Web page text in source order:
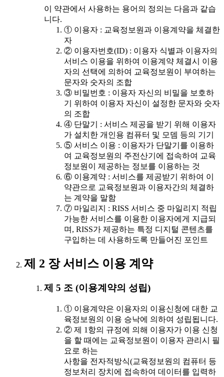
이 약관에서 사용하는 용어의 정의는 다음과 같습
니다.
① 이용자 : 교육정보원과 이용계약을 체결한
자
② 이용자번호(ID) : 이용자 식별과 이용자의
서비스 이용을 위하여 이용계약 체결시 이용
자의 선택에 의하여 교육정보원이 부여하는
문자와 숫자의 조합
③ 비밀번호 : 이용자 자신의 비밀을 보호하
기 위하여 이용자 자신이 설정한 문자와 숫자
의 조합
④ 단말기 : 서비스 제공을 받기 위해 이용자
가 설치한 개인용 컴퓨터 및 모뎀 등의 기기
⑤ 서비스 이용 : 이용자가 단말기를 이용하
여 교육정보원의 주전산기에 접속하여 교육
정보원이 제공하는 정보를 이용하는 것
⑥ 이용계약 : 서비스를 제공받기 위하여 이
약관으로 교육정보원과 이용자간의 체결하
는 계약을 말함
⑦ 마일리지 : RISS 서비스 중 마일리지 적립
가능한 서비스를 이용한 이용자에게 지급되
며, RISS가 제공하는 특정 디지털 콘텐츠를
구입하는 데 사용하도록 만들어진 포인트
제 2 장 서비스 이용 계약
제 5 조 (이용계약의 성립)
① 이용계약은 이용자의 이용신청에 대한 교
육정보원의 이용 승낙에 의하여 성립됩니다.
② 제 1항의 규정에 의해 이용자가 이용 신청
을 할 때에는 교육정보원이 이용자 관리시 필
요로 하는
사항을 전자적방식(교육정보원의 컴퓨터 등
정보처리 장치에 접속하여 데이터를 입력하